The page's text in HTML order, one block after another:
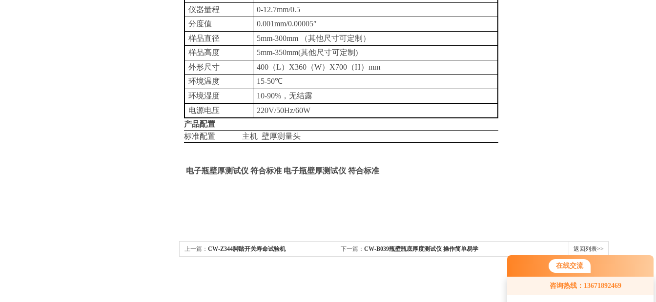
在线交流
咨询热线：13671892469
您好！欢迎前来咨询，很高兴为您
服务，请问您要咨询什么问题呢？
仪器量程
0-12.7mm/0.5
分度值
0.001mm/0.00005″
样品直径
5mm-300mm （其他尺寸可定制）
样品高度
5mm-350mm(其他尺寸可定制)
外形尺寸
400（L）X360（W）X700（H）mm
环境温度
15-50℃
环境湿度
10-90%，无结露
电源电压
220V/50Hz/60W
产品配置
标准配置
主机 壁厚测量头
电子瓶壁厚测试仪 符合标准 电子瓶壁厚测试仪 符合标准
上一篇： CW-Z344脚踏开关寿命试验机 下一篇： CW-B039瓶壁瓶底厚度测试仪 操作简单易学 返回列表>>